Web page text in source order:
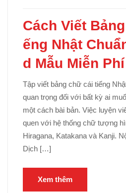
Cách Viết
ếng Nhật
d Mẫu Miễn Phí
Tập viết bảng chữ cái tiếng
quan trọng đối với bất kỳ ai
một cách bài bản. Việc luyện
quen với hệ thống chữ tượng
Hiragana, Katakana và Kanji.
Dịch […]
Xem thêm